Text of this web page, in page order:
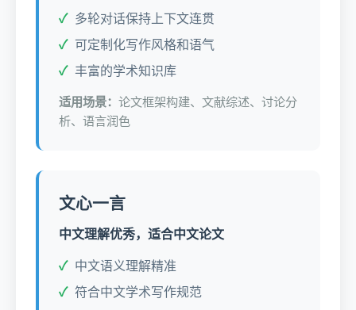
多轮对话保持上下文连贯
可定制化写作风格和语气
丰富的学术知识库
适用场景： 论文框架构建、文献综述、讨论分
析、语言润色
文心一言
中文理解优秀，适合中文论文
中文语义理解精准
符合中文学术写作规范